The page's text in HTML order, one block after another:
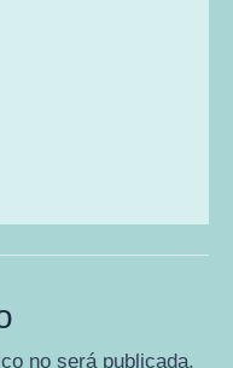
no será publicada.